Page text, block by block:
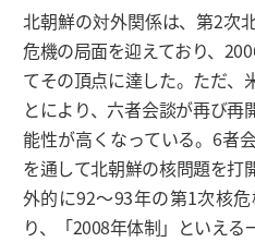
北朝鮮の対外関係は、第2次
危機の局面を迎えており、
てその頂点に達した。ただ、
とにより、六者会談が再び再
能性が高くなっている。6者
を通して北朝鮮の核問題を打
外的に92～93年の第1次核
り、「2008年体制」といえ